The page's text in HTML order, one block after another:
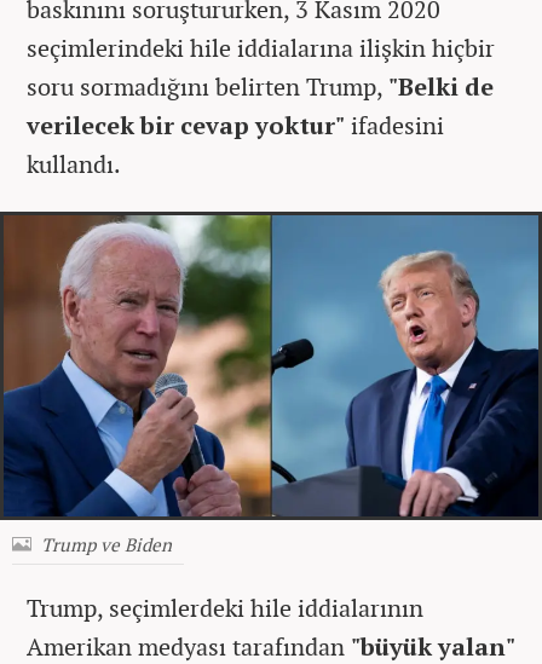
baskınını soruştururken, 3 Kasım 2020
seçimlerindeki hile iddialarına ilişkin hiçbir
soru sormadığını belirten Trump, "Belki de
verilecek bir cevap yoktur" ifadesini
kullandı.
Trump ve Biden
Trump, seçimlerdeki hile iddialarının
Amerikan medyası tarafından "büyük yalan"